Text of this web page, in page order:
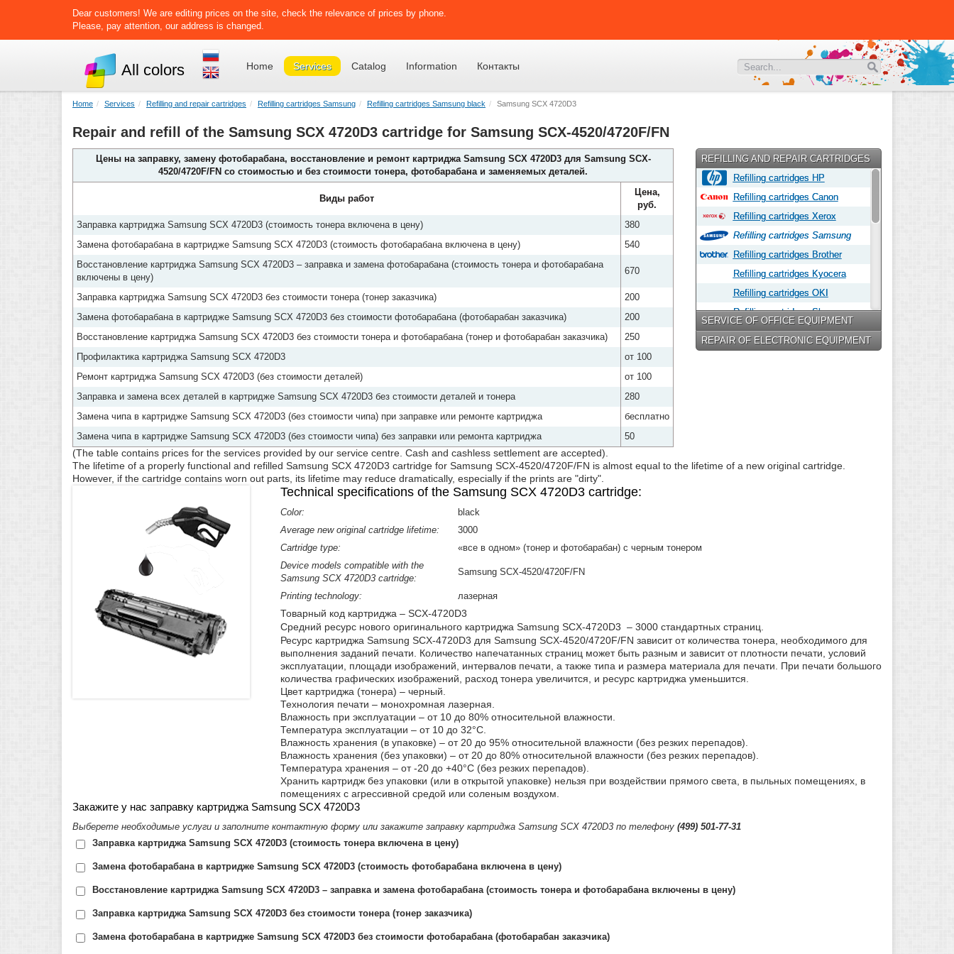
Dear customers! We are editing prices on the site, check the relevance of prices by phone.
Please, pay attention, our address is changed.
All colors Home Services Catalog Information Контакты
Home Services Refilling and repair cartridges Refilling cartridges Samsung Refilling cartridges Samsung black Samsung SCX 4720D3
Repair and refill of the Samsung SCX 4720D3 cartridge for Samsung SCX-4520/4720F/FN
Цены на заправку, замену фотобарабана, восстановление и ремонт картриджа Samsung SCX 4720D3 для Samsung SCX-
4520/4720F/FN со стоимостью и без стоимости тонера, фотобарабана и заменяемых деталей.
Виды работ
Цена,
руб.
Заправка картриджа Samsung SCX 4720D3 (стоимость тонера включена в цену)
380
Замена фотобарабана в картридже Samsung SCX 4720D3 (стоимость фотобарабана включена в цену)
540
Восстановление картриджа Samsung SCX 4720D3 – заправка и замена фотобарабана (стоимость тонера и фотобарабана
включены в цену)
670
Заправка картриджа Samsung SCX 4720D3 без стоимости тонера (тонер заказчика)
200
Замена фотобарабана в картридже Samsung SCX 4720D3 без стоимости фотобарабана (фотобарабан заказчика)
200
Восстановление картриджа Samsung SCX 4720D3 без стоимости тонера и фотобарабана (тонер и фотобарабан заказчика)
250
Профилактика картриджа Samsung SCX 4720D3
от 100
Ремонт картриджа Samsung SCX 4720D3 (без стоимости деталей)
от 100
Заправка и замена всех деталей в картридже Samsung SCX 4720D3 без стоимости деталей и тонера
280
Замена чипа в картридже Samsung SCX 4720D3 (без стоимости чипа) при заправке или ремонте картриджа
бесплатно
Замена чипа в картридже Samsung SCX 4720D3 (без стоимости чипа) без заправки или ремонта картриджа
50
REFILLING AND REPAIR CARTRIDGES
Refilling cartridges HP
Refilling cartridges Canon
Refilling cartridges Xerox
Refilling cartridges Samsung
Refilling cartridges Brother
Refilling cartridges Kyocera
Refilling cartridges OKI
Refilling cartridges Sharp
Refilling cartridges Epson
Refilling cartridges Panasonic
Refilling cartridges Mita
SERVICE OF OFFICE EQUIPMENT
REPAIR OF ELECTRONIC EQUIPMENT
(The table contains prices for the services provided by our service centre. Cash and cashless settlement are accepted).
The lifetime of a properly functional and refilled Samsung SCX 4720D3 cartridge for Samsung SCX-4520/4720F/FN is almost equal to the lifetime of a new original cartridge.
However, if the cartridge contains worn out parts, its lifetime may reduce dramatically, especially if the prints are "dirty".
Technical specifications of the Samsung SCX 4720D3 cartridge:
Color:
black
Average new original cartridge lifetime:
3000
Cartridge type:
«все в одном» (тонер и фотобарабан) с черным тонером
Device models compatible with the
Samsung SCX 4720D3 cartridge:
Samsung SCX-4520/4720F/FN
Printing technology:
лазерная
Товарный код картриджа – SCX-4720D3
Средний ресурс нового оригинального картриджа Samsung SCX-4720D3 – 3000 стандартных страниц.
Ресурс картриджа Samsung SCX-4720D3 для Samsung SCX-4520/4720F/FN зависит от количества тонера, необходимого для
выполнения заданий печати. Количество напечатанных страниц может быть разным и зависит от плотности печати, условий
эксплуатации, площади изображений, интервалов печати, а также типа и размера материала для печати. При печати большого
количества графических изображений, расход тонера увеличится, и ресурс картриджа уменьшится.
Цвет картриджа (тонера) – черный.
Технология печати – монохромная лазерная.
Влажность при эксплуатации – от 10 до 80% относительной влажности.
Температура эксплуатации – от 10 до 32°С.
Влажность хранения (в упаковке) – от 20 до 95% относительной влажности (без резких перепадов).
Влажность хранения (без упаковки) – от 20 до 80% относительной влажности (без резких перепадов).
Температура хранения – от -20 до +40°C (без резких перепадов).
Хранить картридж без упаковки (или в открытой упаковке) нельзя при воздействии прямого света, в пыльных помещениях, в
помещениях с агрессивной средой или соленым воздухом.
Закажите у нас заправку картриджа Samsung SCX 4720D3
Выберете необходимые услуги и заполните контактную форму или закажите заправку картриджа Samsung SCX 4720D3 по телефону (499) 501-77-31
Заправка картриджа Samsung SCX 4720D3 (стоимость тонера включена в цену)
Замена фотобарабана в картридже Samsung SCX 4720D3 (стоимость фотобарабана включена в цену)
Восстановление картриджа Samsung SCX 4720D3 – заправка и замена фотобарабана (стоимость тонера и фотобарабана включены в цену)
Заправка картриджа Samsung SCX 4720D3 без стоимости тонера (тонер заказчика)
Замена фотобарабана в картридже Samsung SCX 4720D3 без стоимости фотобарабана (фотобарабан заказчика)